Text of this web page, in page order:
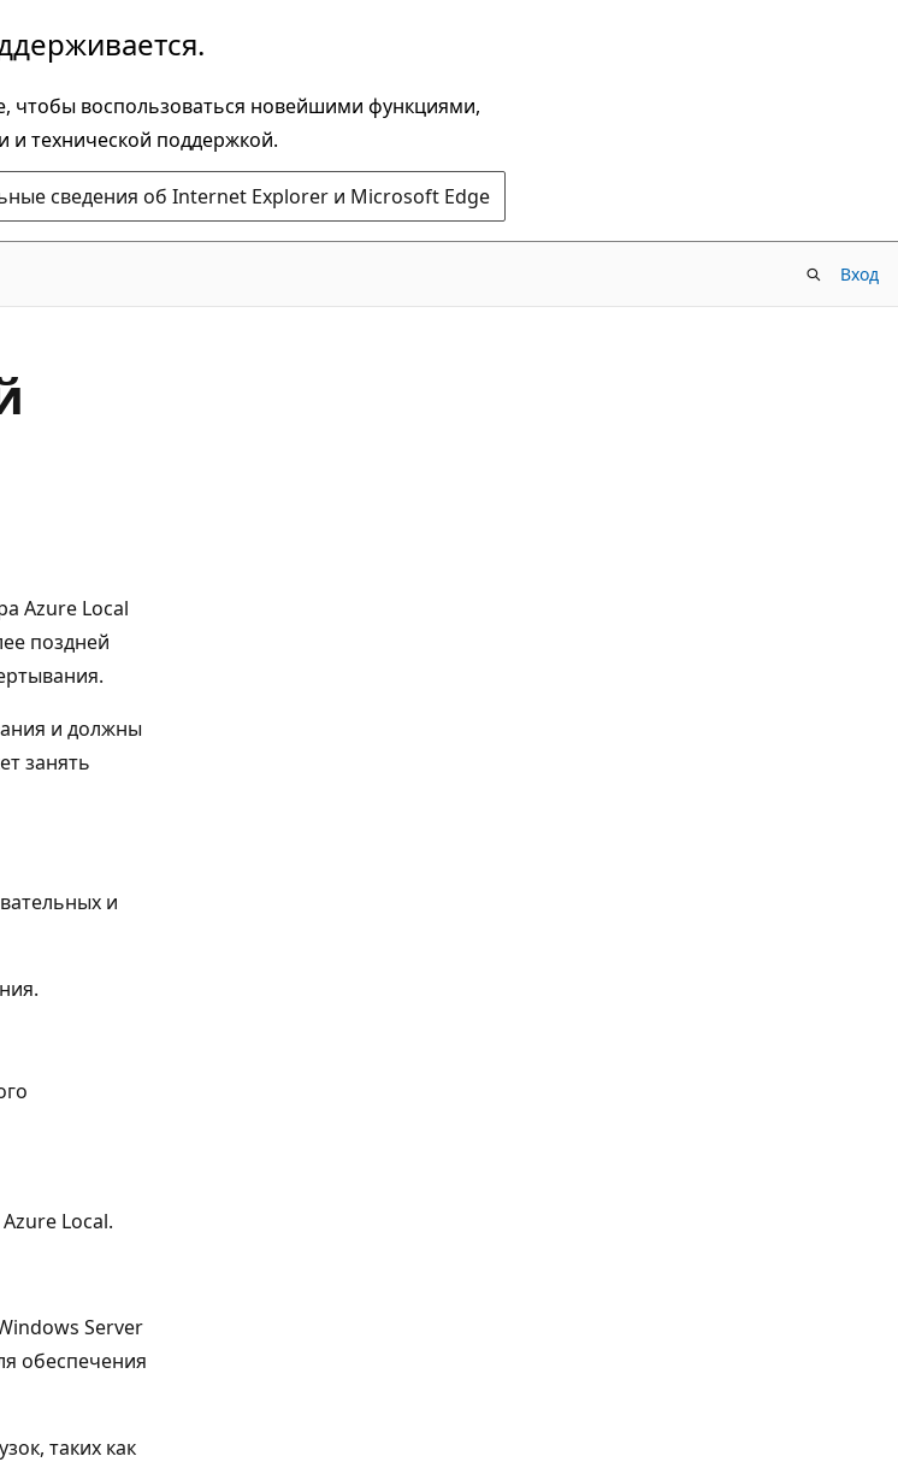
чтобы воспользоваться новейшими функциями,
и технической поддержкой.
сведения об Internet Explorer и Microsoft Edge
Вход
Azure Local
поздней
и должны
занять
и
Local.
Server
обеспечения
таких как